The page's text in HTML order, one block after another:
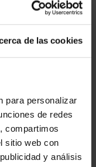
de las cookies
para personalizar
de redes
compartimos
sitio web con
y análisis
SUSCRIPCIÓN
DE
PROVINCIA 2
949,00 €
para usuarios